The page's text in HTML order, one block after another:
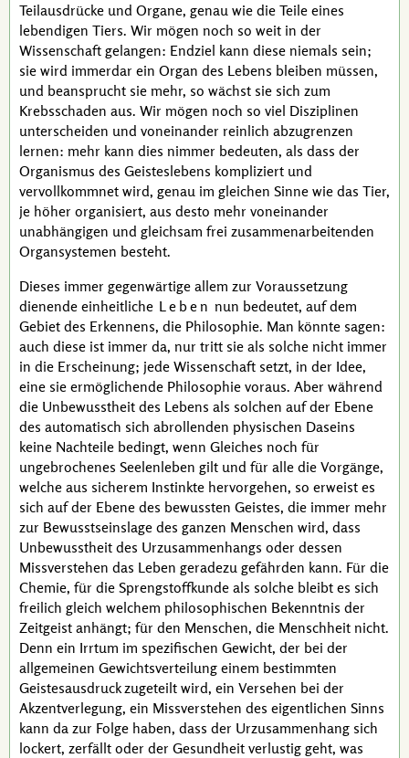
Teilausdrücke und Organe, genau wie die Teile eines
lebendigen Tiers. Wir mögen noch so weit in der
Wissenschaft gelangen: Endziel kann diese niemals sein;
sie wird immerdar ein Organ des Lebens bleiben müssen,
und beansprucht sie mehr, so wächst sie sich zum
Krebsschaden aus. Wir mögen noch so viel Disziplinen
unterscheiden und voneinander reinlich abzugrenzen
lernen: mehr kann dies nimmer bedeuten, als dass der
Organismus des Geisteslebens kompliziert und
vervollkommnet wird, genau im gleichen Sinne wie das Tier,
je höher organisiert, aus desto mehr voneinander
unabhängigen und gleichsam frei zusammenarbeitenden
Organsystemen besteht.
Dieses immer gegenwärtige allem zur Voraussetzung
dienende einheitliche Leben nun bedeutet, auf dem
Gebiet des Erkennens, die Philosophie. Man könnte sagen:
auch diese ist immer da, nur tritt sie als solche nicht immer
in die Erscheinung; jede Wissenschaft setzt, in der Idee,
eine sie ermöglichende Philosophie voraus. Aber während
die Unbewusstheit des Lebens als solchen auf der Ebene
des automatisch sich abrollenden physischen Daseins
keine Nachteile bedingt, wenn Gleiches noch für
ungebrochenes Seelenleben gilt und für alle die Vorgänge,
welche aus sicherem Instinkte hervorgehen, so erweist es
sich auf der Ebene des bewussten Geistes, die immer mehr
zur Bewusstseinslage des ganzen Menschen wird, dass
Unbewusstheit des Urzusammenhangs oder dessen
Missverstehen das Leben geradezu gefährden kann. Für die
Chemie, für die Sprengstoffkunde als solche bleibt es sich
freilich gleich welchem philosophischen Bekenntnis der
Zeitgeist anhängt; für den Menschen, die Menschheit nicht.
Denn ein Irrtum im spezifischen Gewicht, der bei der
allgemeinen Gewichtsverteilung einem bestimmten
Geistesausdruck zugeteilt wird, ein Versehen bei der
Akzentverlegung, ein Missverstehen des eigentlichen Sinns
kann da zur Folge haben, dass der Urzusammenhang sich
lockert, zerfällt oder der Gesundheit verlustig geht, was